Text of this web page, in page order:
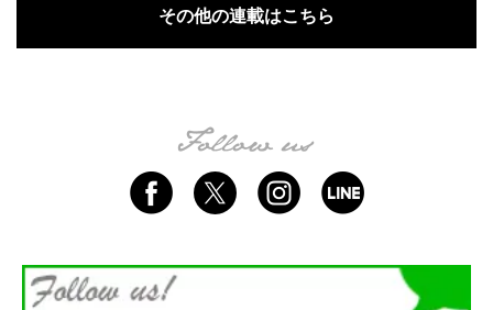
その他の連載はこちら